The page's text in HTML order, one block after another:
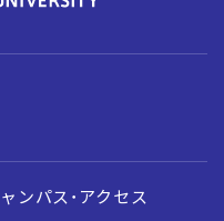
ンパス・アクセス